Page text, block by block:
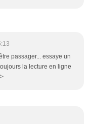
passager... essaye un
la lecture en ligne